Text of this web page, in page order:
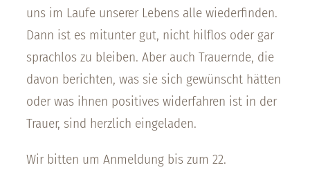
uns im Laufe unserer Lebens alle wiederfinden.
Dann ist es mitunter gut, nicht hilflos oder gar
sprachlos zu bleiben. Aber auch Trauernde, die
davon berichten, was sie sich gewünscht hätten
oder was ihnen positives widerfahren ist in der
Trauer, sind herzlich eingeladen.
Wir bitten um Anmeldung bis zum 22.